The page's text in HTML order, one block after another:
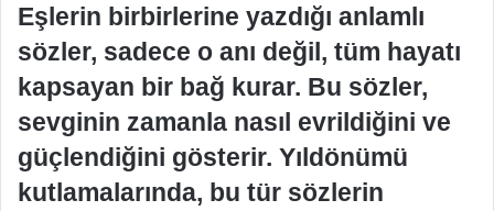
Eşlerin birbirlerine yazdığı anlamlı
sözler, sadece o anı değil, tüm hayatı
kapsayan bir bağ kurar. Bu sözler,
sevginin zamanla nasıl evrildiğini ve
güçlendiğini gösterir. Yıldönümü
kutlamalarında, bu tür sözlerin